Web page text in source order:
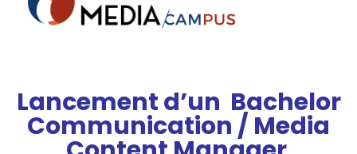
Lancement d’un Bachelor
Communication / Media